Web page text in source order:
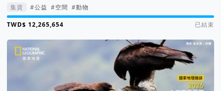
集資 #公益 #空間 #動物
集資進度 268%
已結束